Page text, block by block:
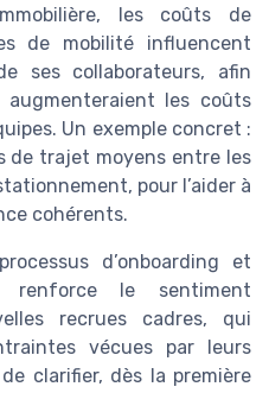
les coûts de
de mobilité influencent
ses collaborateurs, afin
augmenteraient les coûts
Un exemple concret :
de trajet moyens entre les
pour l’aider à
cohérents.
d’onboarding et
renforce le sentiment
recrues cadres, qui
vécues par leurs
clarifier, dès la première